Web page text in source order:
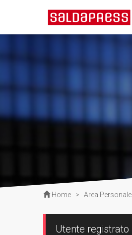
Home > Area Personale
Utente registrato